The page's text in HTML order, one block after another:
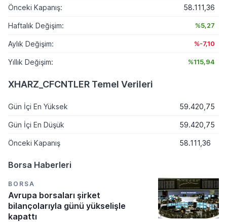
Önceki Kapanış: 58.111,36
Haftalık Değişim: %5,27
Aylık Değişim: %-7,10
Yıllık Değişim: %115,94
XHARZ_CFCNTLER Temel Verileri
Gün İçi En Yüksek 59.420,75
Gün İçi En Düşük 59.420,75
Önceki Kapanış 58.111,36
Borsa Haberleri
BORSA
Avrupa borsaları şirket
bilançolarıyla günü yükselişle
kapattı